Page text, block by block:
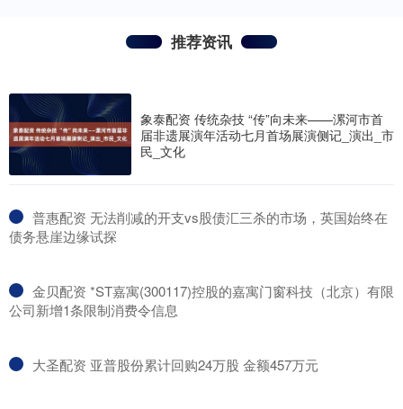
推荐资讯
象泰配资 传统杂技 “传”向未来——漯河市首
届非遗展演年活动七月首场展演侧记_演出_市
民_文化
​普惠配资 无法削减的开支vs股债汇三杀的市场，英国始终在
债务悬崖边缘试探
​金贝配资 *ST嘉寓(300117)控股的嘉寓门窗科技（北京）有限
公司新增1条限制消费令信息
​大圣配资 亚普股份累计回购24万股 金额457万元